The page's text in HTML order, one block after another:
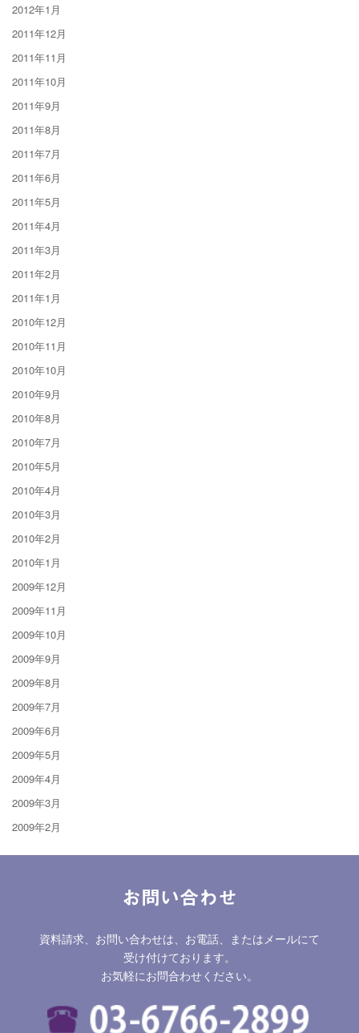
2012年1月
2011年12月
2011年11月
2011年10月
2011年9月
2011年8月
2011年7月
2011年6月
2011年5月
2011年4月
2011年3月
2011年2月
2011年1月
2010年12月
2010年11月
2010年10月
2010年9月
2010年8月
2010年7月
2010年5月
2010年4月
2010年3月
2010年2月
2010年1月
2009年12月
2009年11月
2009年10月
2009年9月
2009年8月
2009年7月
2009年6月
2009年5月
2009年4月
2009年3月
2009年2月
お問い合わせ
資料請求、お問い合わせは、お電話、またはメールにて
受け付けております。
お気軽にお問合わせください。